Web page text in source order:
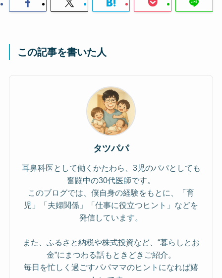
この記事を書いた人
タツパパ
耳鼻科医として働くかたわら、3児のパパとしても
奮闘中の30代医師です。
このブログでは、僕自身の経験をもとに、「育
児」「夫婦関係」「仕事に役立つヒント」などを
発信しています。
また、ふるさと納税や株式投資など、“暮らしとお
金”にまつわる話もときどきご紹介。
毎日を忙しく過ごすパパママのヒントになれば嬉